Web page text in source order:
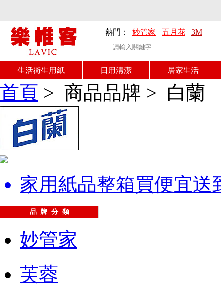
熱門： 妙管家 五月花 3M
生活衛生用紙 日用清潔 居家生活
首頁 > 商品品牌 > 白蘭
家用紙品整箱買便宜送
品 牌 分 類
妙管家
芙蓉